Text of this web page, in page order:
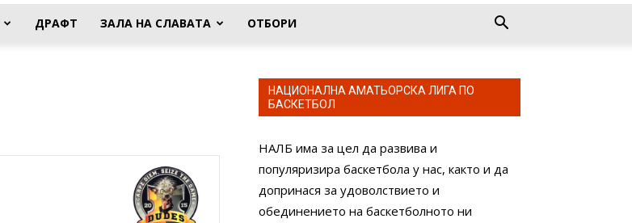
ДРАФТ ЗАЛА НА СЛАВАТА ОТБОРИ
НАЦИОНАЛНА АМАТЬОРСКА ЛИГА ПО
БАСКЕТБОЛ
НАЛБ има за цел да развива и
популяризира баскетбола у нас, както и да
допринася за удоволствието и
обединението на баскетболното ни